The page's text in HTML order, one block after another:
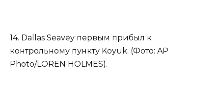
14. Dallas Seavey первым прибыл к
контрольному пункту Koyuk. (Фото: AP
Photo/LOREN HOLMES).